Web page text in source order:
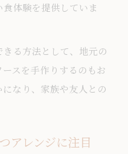
しく楽しむための工
んかつの楽しみ方特
体験を提供していま
る方法として、地元の
スを手作りするのもお
なり、家族や友人との
アレンジに注目